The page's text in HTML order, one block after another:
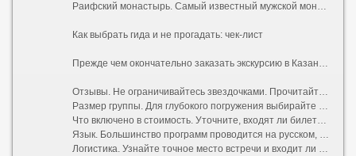
Раифский монастырь. Самый известный мужской монастырь республики, расположенный в живописном лесу на берегу Раифского озера. Сюда едут ради умиротворяющей атмосферы и местной святыни — Грузинской иконы Божией Матери.
Как выбрать гида и не прогадать: чек-лист
Прежде чем окончательно заказать экскурсию в Казани, проверьте несколько моментов:
Отзывы. Не ограничивайтесь звездочками. Прочитайте последние комментарии, обращая внимание на то, насколько живым был рассказ гида и соблюдался ли тайминг.
Размер группы. Для глубокого погружения выбирайте мини-группы до 8 человек или индивидуальные туры. В больших автобусах на 40 мест часто плохо слышно аудиогид.
Что включено в стоимость. Уточните, входят ли билеты в музеи (например, в Башню Сююмбике или Благовещенский собор), дегустации и транспортные расходы.
Язык. Большинство программ проводится на русском, но в ТИЦ и крупных агентствах легко найти англоязычных или даже франкоговорящих специалистов.
Логистика. Узнайте точное место встречи и входит ли трансфер от вашего отеля в цену.